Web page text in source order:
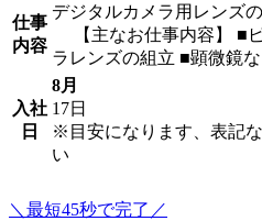
仕事
内容
デジタルカメラ用レンズ
【主なお仕事内容】 ■
ラレンズの組立 ■顕微鏡
入社
日
8月
17日
※目安になります、表記
い
＼最短45秒で完了／